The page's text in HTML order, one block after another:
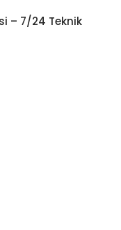
– 7/24 Teknik